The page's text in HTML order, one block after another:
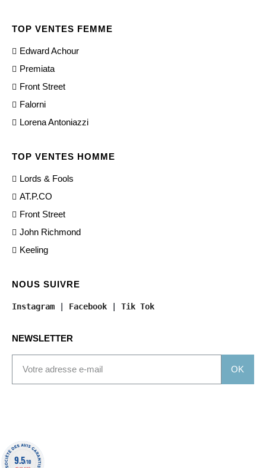
TOP VENTES FEMME
Edward Achour
Premiata
Front Street
Falorni
Lorena Antoniazzi
TOP VENTES HOMME
Lords & Fools
AT.P.CO
Front Street
John Richmond
Keeling
NOUS SUIVRE
Instagram Facebook Tik Tok
NEWSLETTER
OK
9.5/10